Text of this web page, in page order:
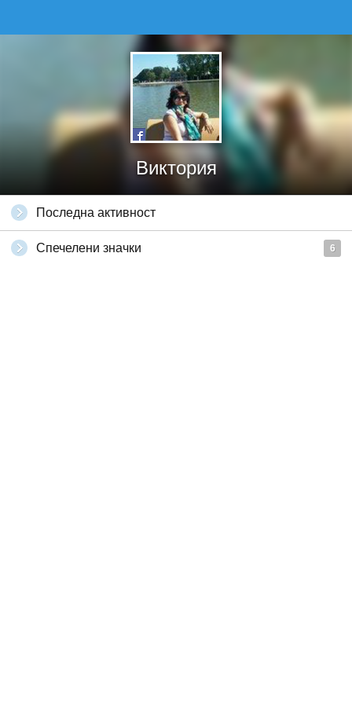
Виктория
Последна активност
Спечелени значки 6